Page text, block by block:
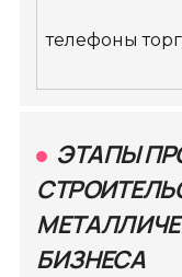
телефоны
ЭТАПЫ
БИЗНЕСА